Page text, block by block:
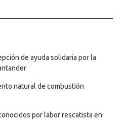
de ayuda solidaria por la
natural de combustión
por labor rescatista en